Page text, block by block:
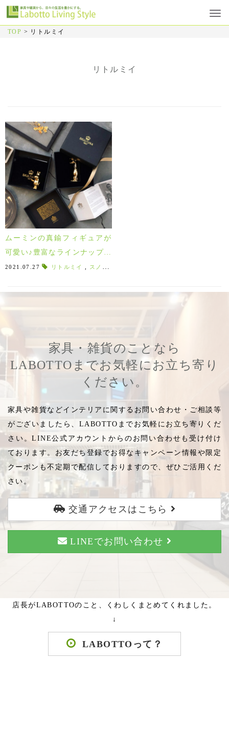
TOP > リトルミイ
リトルミイ
ムーミンの真鍮フィギュアが
可愛い♪豊富なラインナップで
スクルツナから続々登場！
2021.07.27 リトルミイ スノークのおじょうさん
家具・雑貨のことなら
LABOTTOまでお気軽にお立ち寄り
ください。
家具や雑貨などインテリアに関するお問い合わせ・ご相談等
がございましたら、LABOTTOまでお気軽にお立ち寄りくだ
さい。LINE公式アカウントからのお問い合わせも受け付け
ております。お友だち登録でお得なキャンペーン情報や限定
クーポンも不定期で配信しておりますので、ぜひご活用くだ
さい。
交通アクセスはこちら
LINEでお問い合わせ
店長がLABOTTOのこと、くわしくまとめてくれました。
↓
LABOTTOって？